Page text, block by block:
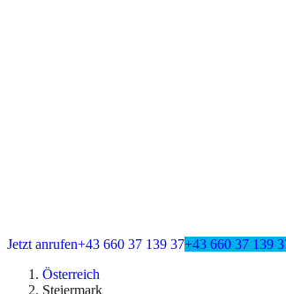
Jetzt anrufen+43 660 37 139 37+43 660 37 139
Österreich
Steiermark